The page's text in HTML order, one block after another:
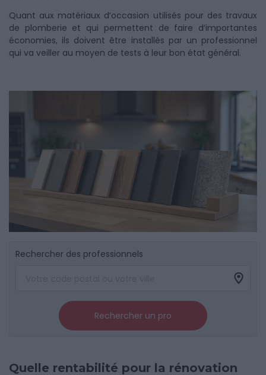
Quant aux matériaux d’occasion utilisés pour des travaux
de plomberie et qui permettent de faire d’importantes
économies, ils doivent être installés par un professionnel
qui va veiller au moyen de tests à leur bon état général.
Rechercher des professionnels
Rechercher un pro
Quelle rentabilité pour la rénovation